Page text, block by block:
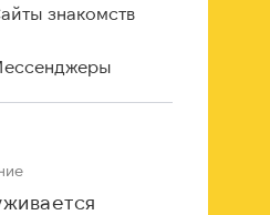
знакомств